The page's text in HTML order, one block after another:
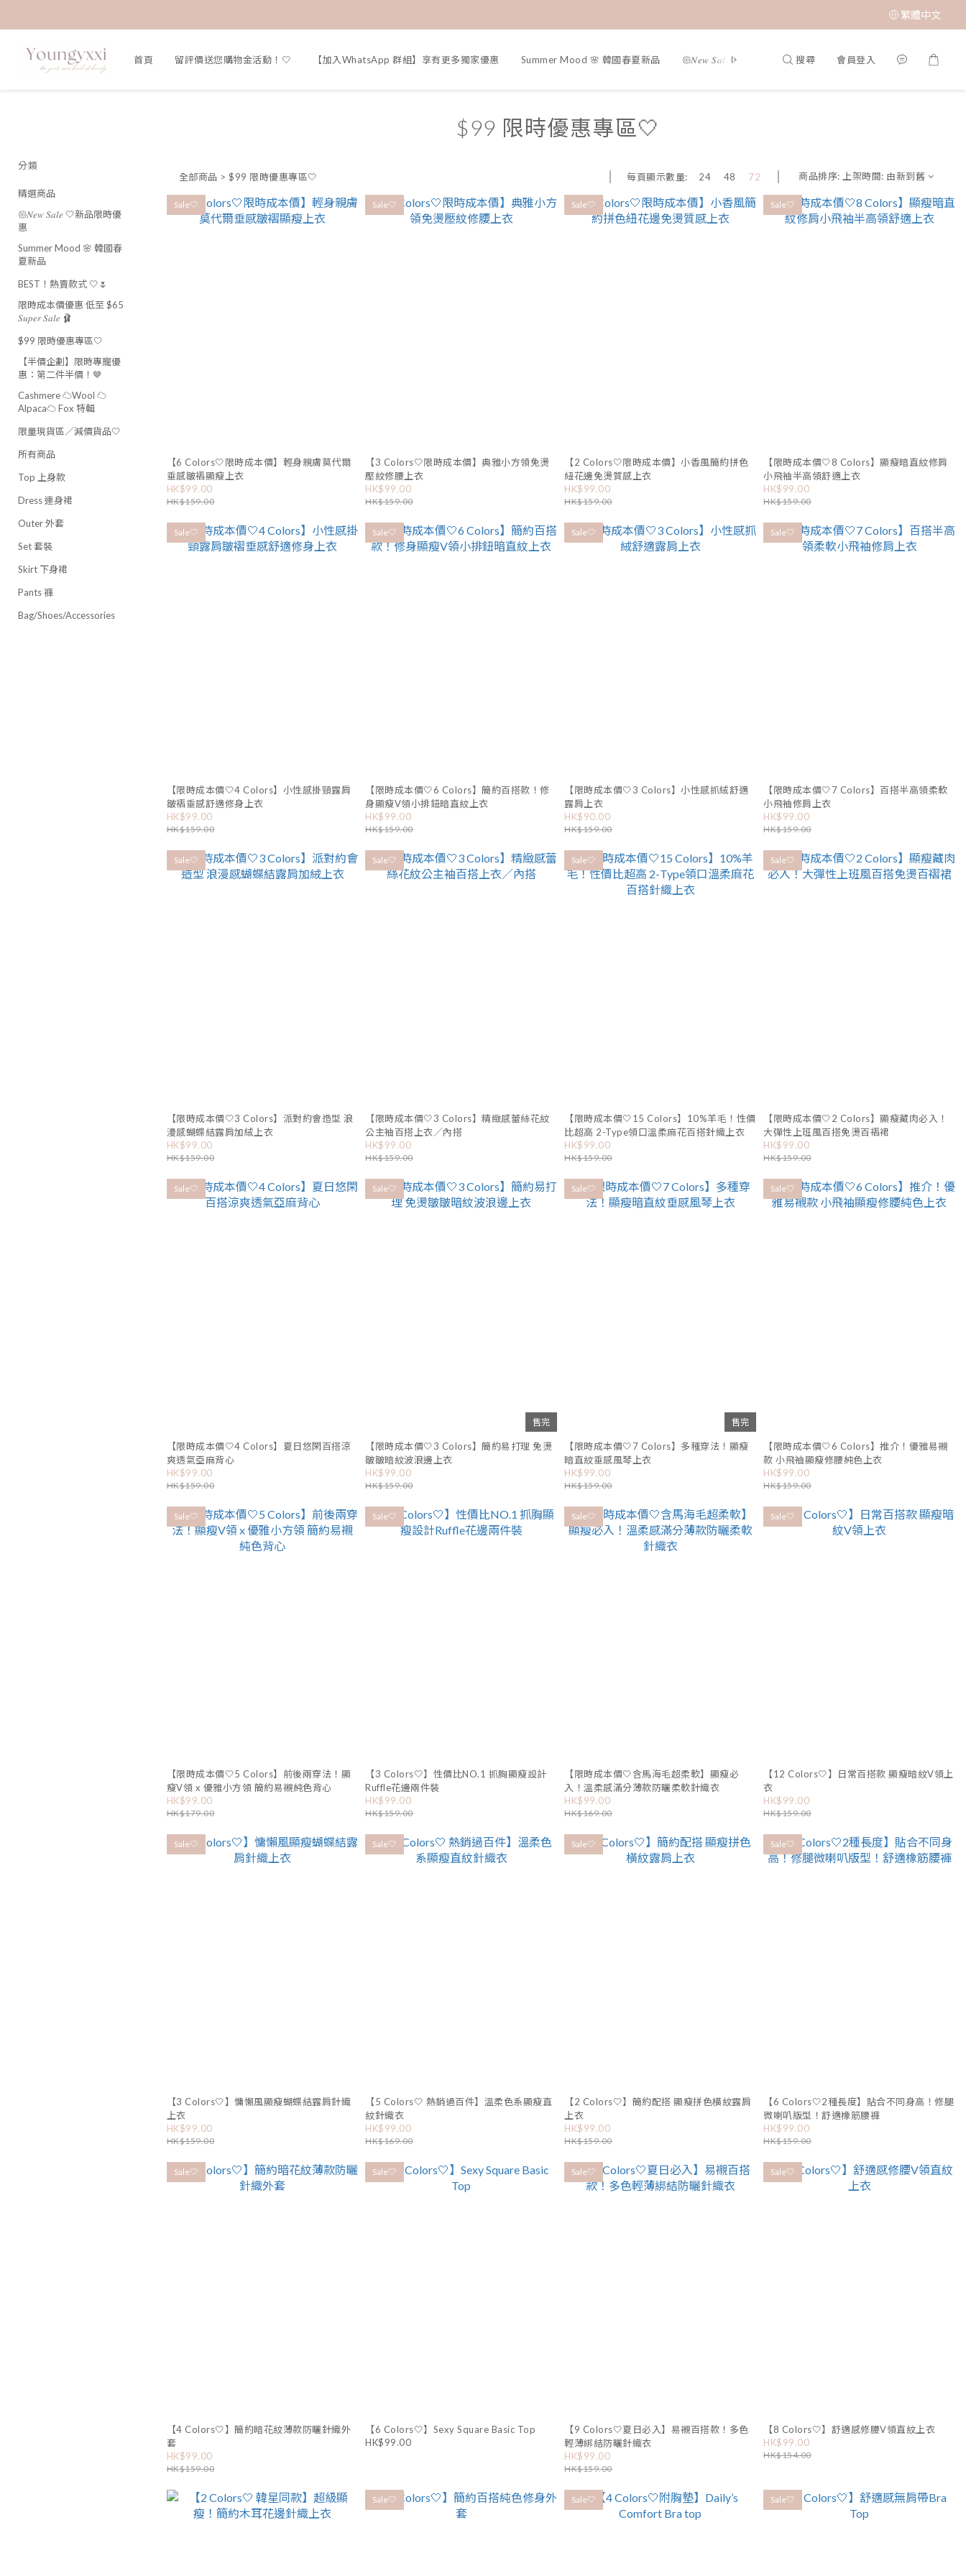
繁體中文
首頁 留評價送您購物金活動！🤍 【加入WhatsApp 群組】享有更多獨家優惠 Summer Mood 🌸 韓國春夏新品 𑁍𝑁𝑒𝑤 𝑆𝑎𝑙𝑒 🤍新品限時優惠 限時成本價優惠 低至 $65 𝑆𝑢𝑝𝑒𝑟
搜尋 會員登入
分類
精選商品
𑁍𝑁𝑒𝑤 𝑆𝑎𝑙𝑒 🤍新品限時優
惠
Summer Mood 🌸 韓國春
夏新品
BEST！熱賣款式 🤍🌷
限時成本價優惠 低至 $65
𝑆𝑢𝑝𝑒𝑟 𝑆𝑎𝑙𝑒 🩰
$99 限時優惠專區🤍
【半價企劃】限時專寵優
惠：第二件半價！🤎
Cashmere ☁️Wool ☁️
Alpaca☁️ Fox 特輯
限量現貨區／減價貨品🤍
所有商品
Top 上身款
Dress 連身裙
Outer 外套
Set 套裝
Skirt 下身裙
Pants 褲
Bag/Shoes/Accessories
$99 限時優惠專區🤍
全部商品 >$99 限時優惠專區🤍 每頁顯示數量: 24 48 72 商品排序: 上架時間: 由新到舊
Sale🤍
【6 Colors🤍限時成本價】輕身親膚莫代爾
垂感皺褶顯瘦上衣
HK$99.00
HK$159.00
Sale🤍
【3 Colors🤍限時成本價】典雅小方領免燙
壓紋修腰上衣
HK$99.00
HK$159.00
Sale🤍
【2 Colors🤍限時成本價】小香風簡約拼色
紐花邊免燙質感上衣
HK$99.00
HK$159.00
Sale🤍
【限時成本價🤍8 Colors】顯瘦暗直紋修肩
小飛袖半高領舒適上衣
HK$99.00
HK$159.00
Sale🤍
【限時成本價🤍4 Colors】小性感掛頸露肩
皺褶垂感舒適修身上衣
HK$99.00
HK$159.00
Sale🤍
【限時成本價🤍6 Colors】簡約百搭款！修
身顯瘦V領小排鈕暗直紋上衣
HK$99.00
HK$159.00
Sale🤍
【限時成本價🤍3 Colors】小性感抓絨舒適
露肩上衣
HK$90.00
HK$159.00
Sale🤍
【限時成本價🤍7 Colors】百搭半高領柔軟
小飛袖修肩上衣
HK$99.00
HK$159.00
Sale🤍
【限時成本價🤍3 Colors】派對約會造型 浪
漫感蝴蝶結露肩加絨上衣
HK$99.00
HK$159.00
Sale🤍
【限時成本價🤍3 Colors】精緻感蕾絲花紋
公主袖百搭上衣／內搭
HK$99.00
HK$159.00
Sale🤍
【限時成本價🤍15 Colors】10%羊毛！性價
比超高 2-Type領口溫柔麻花百搭針織上衣
HK$99.00
HK$159.00
Sale🤍
【限時成本價🤍2 Colors】顯瘦藏肉必入！
大彈性上班風百搭免燙百褶裙
HK$99.00
HK$159.00
Sale🤍
【限時成本價🤍4 Colors】夏日悠閑百搭涼
爽透氣亞麻背心
HK$99.00
HK$159.00
Sale🤍
售完
【限時成本價🤍3 Colors】簡約易打理 免燙
皺皺暗紋波浪邊上衣
HK$99.00
HK$159.00
Sale🤍
售完
【限時成本價🤍7 Colors】多種穿法！顯瘦
暗直紋垂感風琴上衣
HK$99.00
HK$159.00
Sale🤍
【限時成本價🤍6 Colors】推介！優雅易襯
款 小飛袖顯瘦修腰純色上衣
HK$99.00
HK$159.00
Sale🤍
【限時成本價🤍5 Colors】前後兩穿法！顯
瘦V領 x 優雅小方領 簡約易襯純色背心
HK$99.00
HK$179.00
Sale🤍
【3 Colors🤍】性價比NO.1 抓胸顯瘦設計
Ruffle花邊兩件裝
HK$99.00
HK$159.00
Sale🤍
【限時成本價🤍含馬海毛超柔軟】顯瘦必
入！溫柔感滿分薄款防曬柔軟針織衣
HK$99.00
HK$169.00
Sale🤍
【12 Colors🤍】日常百搭款 顯瘦暗紋V領上
衣
HK$99.00
HK$159.00
Sale🤍
【3 Colors🤍】慵懶風顯瘦蝴蝶結露肩針織
上衣
HK$99.00
HK$159.00
Sale🤍
【5 Colors🤍 熱銷過百件】溫柔色系顯瘦直
紋針織衣
HK$99.00
HK$169.00
Sale🤍
【2 Colors🤍】簡約配搭 顯瘦拼色橫紋露肩
上衣
HK$99.00
HK$159.00
Sale🤍
【6 Colors🤍2種長度】貼合不同身高！修腿
微喇叭版型！舒適橡筋腰褲
HK$99.00
HK$159.00
Sale🤍
【4 Colors🤍】簡約暗花紋薄款防曬針織外
套
HK$99.00
HK$159.00
Sale🤍
【6 Colors🤍】Sexy Square Basic Top
HK$99.00
Sale🤍
【9 Colors🤍夏日必入】易襯百搭款！多色
輕薄綁結防曬針織衣
HK$99.00
HK$159.00
Sale🤍
【8 Colors🤍】舒適感修腰V領直紋上衣
HK$99.00
HK$154.00
Sale🤍 Sale🤍 Sale🤍